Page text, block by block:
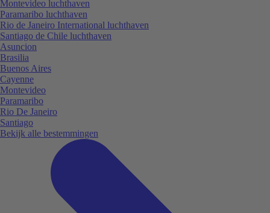
Montevideo luchthaven
Paramaribo luchthaven
Rio de Janeiro International luchthaven
Santiago de Chile luchthaven
Asuncion
Brasilia
Buenos Aires
Cayenne
Montevideo
Paramaribo
Rio De Janeiro
Santiago
Bekijk alle bestemmingen